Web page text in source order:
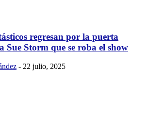
regresan por la puerta
Sue Storm que se roba el show
- 22 julio, 2025